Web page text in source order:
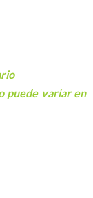
puede variar en